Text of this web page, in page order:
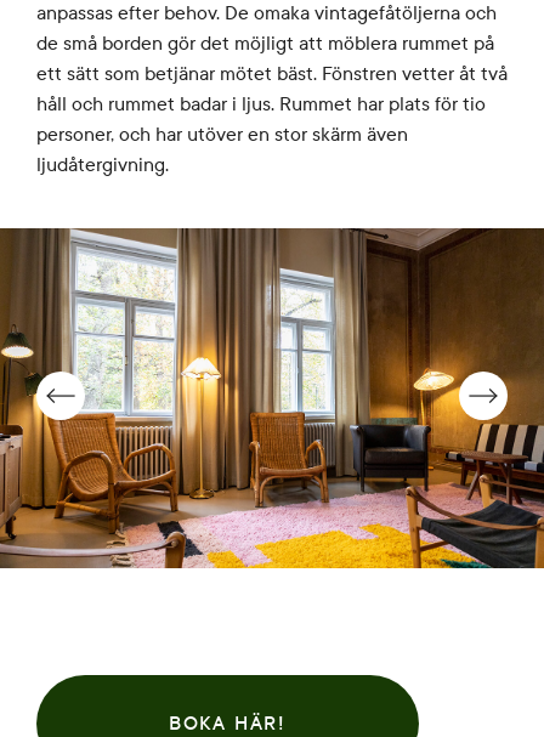
anpassas efter behov. De omaka vintagefåtöljerna och
de små borden gör det möjligt att möblera rummet på
ett sätt som betjänar mötet bäst. Fönstren vetter åt två
håll och rummet badar i ljus. Rummet har plats för tio
personer, och har utöver en stor skärm även
ljudåtergivning.
BOKA HÄR!